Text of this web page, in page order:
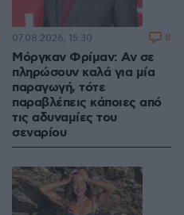
Μόργκαν Φρίμαν: Αν σε
πληρώσουν καλά για μία
παραγωγή, τότε
παραβλέπεις κάποιες από
τις αδυναμίες του
σεναρίου
07.08.2026, 15:30 8